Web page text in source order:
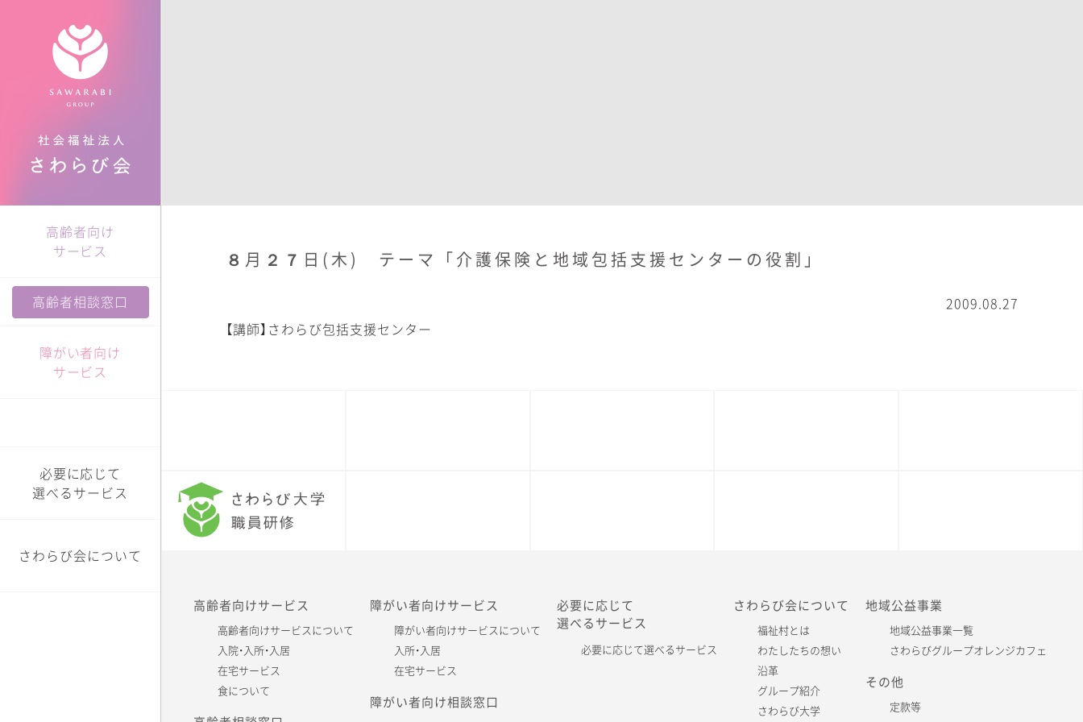
高齢者向け
サービス
高齢者相談窓口
障がい者向け
サービス
必要に応じて
選べるサービス
さわらび会について
グループ紹介
さわらび大学
８月２７日(木) テーマ「介護保険と地域包括支援センターの役割」
2009.08.27
【講師】さわらび包括支援センター
高齢者向けサービス
高齢者向けサービスについて
入院・入所・入居
在宅サービス
食について
障がい者向けサービス
障がい者向けサービスについて
入所・入居
在宅サービス
障がい者向け相談窓口
必要に応じて
選べるサービス
必要に応じて選べるサービス
さわらび会について
福祉村とは
わたしたちの想い
沿革
グループ紹介
さわらび大学
地域公益事業
地域公益事業一覧
さわらびグループオレンジカフェ
その他
定款等